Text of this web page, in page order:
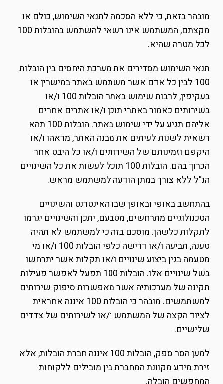
מובהר בזאת, כי ללא הסכמה לתנאי השימוש, כולם או
מקצתם, המשתמש אינו רשאי להשתמש בהובלות 100
לכל מטרה שהיא.
תנאי השימוש מסדירים את מערכת היחסים בין הובלות
100 לבין כל אדם אשר משתמש באתר במישרין או
בעקיפין, לרבות שימוש באתר הובלות 100 ו/או
בשירותים כאמור באתרי תוכן ו/או אתרים אחרים
אליהם תגיע על ידי שימוש באתר. הובלות 100 תהא
רשאית לשנות לעיתים את מבנה האתר, מראהו ו/או
היקפם וזמינותם של השירותים ו/או כל היבט אחר
הכרוך בהם. הובלות 100 תוכל לעשות את כל השינויים
הנ"ל ללא צורך במתן הודעה למשתמש מראש.
בהתחשב באופי ובאופן שבו האינטרנט והשינויים
הטכנולוגיים מתרחשים, מטבעם, יתכן והשינויים יגרמו
לתקלות כלשהן. מוסכם בזה כי למשתמש לא תהיה
טענה, תביעה ו/או דרישה כלפי הובלות 100 ו/או מי
מטעמה בגין ביצוע שינויים ו/או תקלות אשר יתרחשו
בשל שינויים אלו. הובלות 100 תפעל לאפשר פעילות
תקינה של מערכותיה אשר מאפשרות סיפוק שירותים
למשתמשים. מובהר כי הובלות 100 איננה אחראית
לציוד הקצה של המשתמש ו/או לשירותים של צדדים
שלישיים.
למען הסר ספק, הובלות 100 איננה חברת הובלות, אלא
זירת מידע מקוונת המחברת בין מובילים ללקוחות
המחפשים הובלה.